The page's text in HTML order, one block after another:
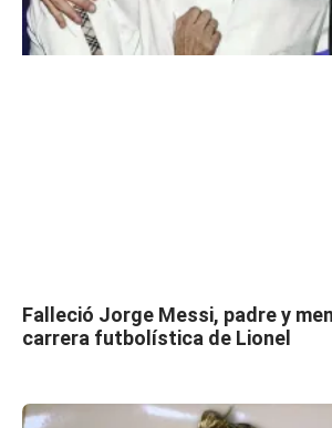
Falleció Jorge Messi, padre y
carrera futbolística de Lionel